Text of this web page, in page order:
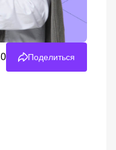
0 Поделиться